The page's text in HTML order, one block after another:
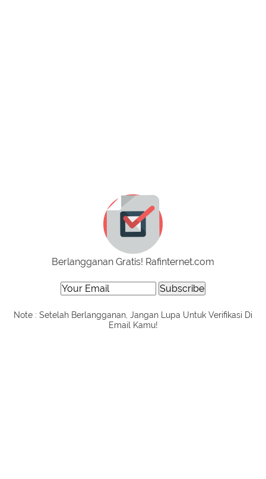
Berlangganan Gratis! Rafinternet.com
Note : Setelah Berlangganan, Jangan Lupa Untuk Verifikasi Di
Email Kamu!